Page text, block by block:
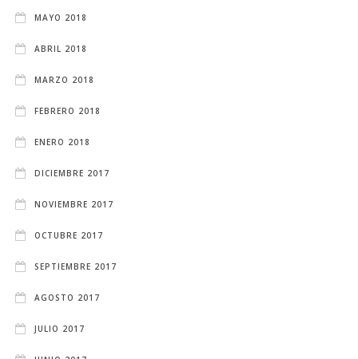
MAYO 2018
ABRIL 2018
MARZO 2018
FEBRERO 2018
ENERO 2018
DICIEMBRE 2017
NOVIEMBRE 2017
OCTUBRE 2017
SEPTIEMBRE 2017
AGOSTO 2017
JULIO 2017